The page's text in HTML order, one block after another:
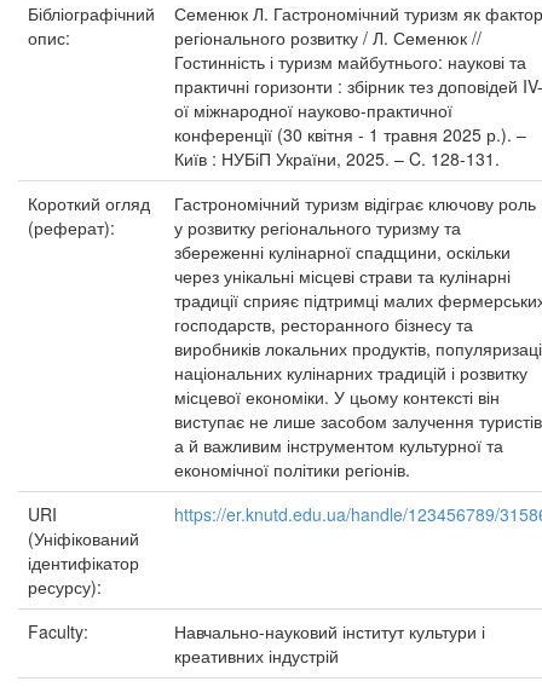
Бібліографічний
опис:
Семенюк Л. Гастрономічний туризм як фактор
регіонального розвитку / Л. Семенюк //
Гостинність і туризм майбутнього: наукові та
практичні горизонти : збірник тез доповідей IV-
ої міжнародної науково-практичної
конференції (30 квітня - 1 травня 2025 р.). –
Київ : НУБіП України, 2025. – C. 128-131.
Короткий огляд
(реферат):
Гастрономічний туризм відіграє ключову роль
у розвитку регіонального туризму та
збереженні кулінарної спадщини, оскільки
через унікальні місцеві страви та кулінарні
традиції сприяє підтримці малих
господарств, ресторанного бізнесу та
виробників локальних продуктів,
національних кулінарних традицій і розвитку
місцевої економіки. У цьому контексті він
виступає не лише засобом залучення
а й важливим інструментом культурної та
економічної політики регіонів.
URI
(Уніфікований
ідентифікатор
ресурсу):
https://er.knutd.edu.ua/handle/123456789/
Faculty:
Навчально-науковий інститут культури і
креативних індустрій